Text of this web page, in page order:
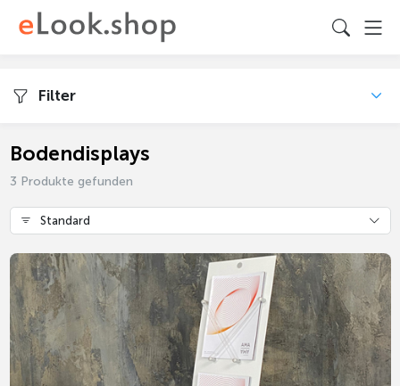
Filter
Bodendisplays
3 Produkte gefunden
Standard